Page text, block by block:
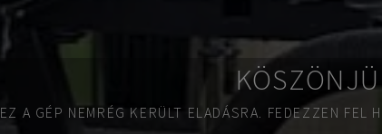
EZ A GÉP NEMRÉG KERÜLT ELADÁSRA. FEDEZZEN FEL